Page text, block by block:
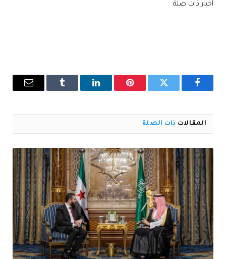
أخبار ذات صلة
فيسبوك تويتر بينتيريستلينكدإن Tumblr
البريد
المقالات ذات الصلة